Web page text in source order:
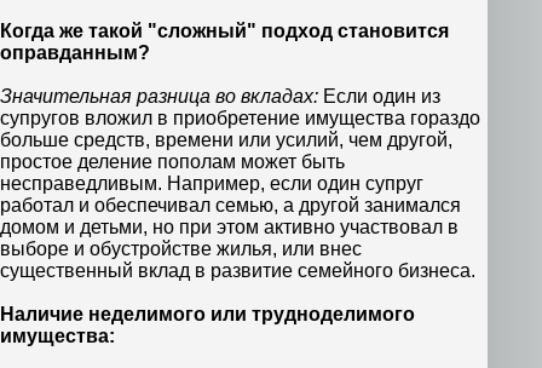
Когда же такой "сложный" подход становится
оправданным?
Значительная разница во вкладах: Если один из
супругов вложил в приобретение имущества гораздо
больше средств, времени или усилий, чем другой,
простое деление пополам может быть
несправедливым. Например, если один супруг
работал и обеспечивал семью, а другой занимался
домом и детьми, но при этом активно участвовал в
выборе и обустройстве жилья, или внес
существенный вклад в развитие семейного бизнеса.
Наличие неделимого или трудноделимого
имущества: